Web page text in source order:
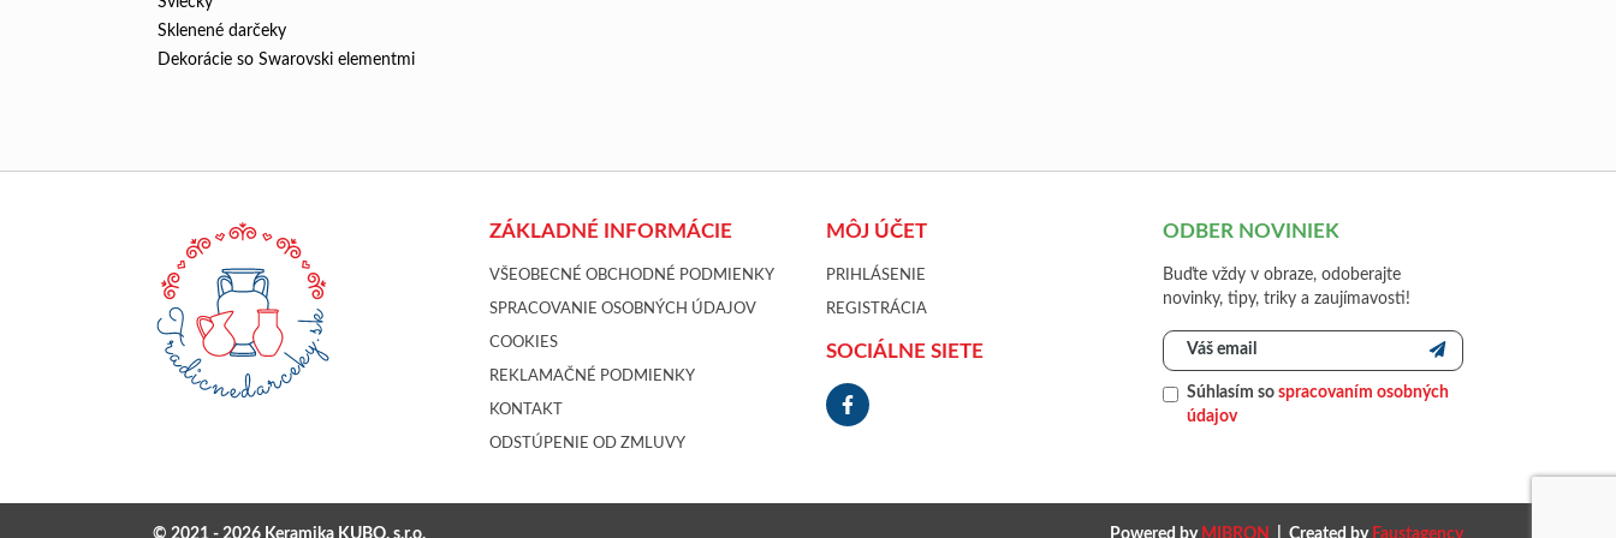
Sklenené darčeky
Dekorácie so Swarovski elementmi
ZÁKLADNÉ INFORMÁCIE
VŠEOBECNÉ OBCHODNÉ PODMIENKY
SPRACOVANIE OSOBNÝCH ÚDAJOV
COOKIES
REKLAMAČNÉ PODMIENKY
KONTAKT
ODSTÚPENIE OD ZMLUVY
MÔJ ÚČET
PRIHLÁSENIE
REGISTRÁCIA
SOCIÁLNE SIETE
ODBER NOVINIEK
Buďte vždy v obraze, odoberajte
novinky, tipy, triky a zaujímavosti!
Súhlasím so spracovaním osobných
údajov
© 2021 - 2026 Keramika KUBO, s.r.o. Powered by MIBRON | Created by Faustagency